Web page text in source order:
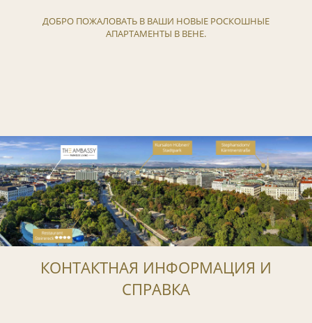
ДОБРО ПОЖАЛОВАТЬ В ВАШИ НОВЫЕ РОСКОШНЫЕ
АПАРТАМЕНТЫ В ВЕНЕ.
КОНТАКТНАЯ ИНФОРМАЦИЯ И
СПРАВКА